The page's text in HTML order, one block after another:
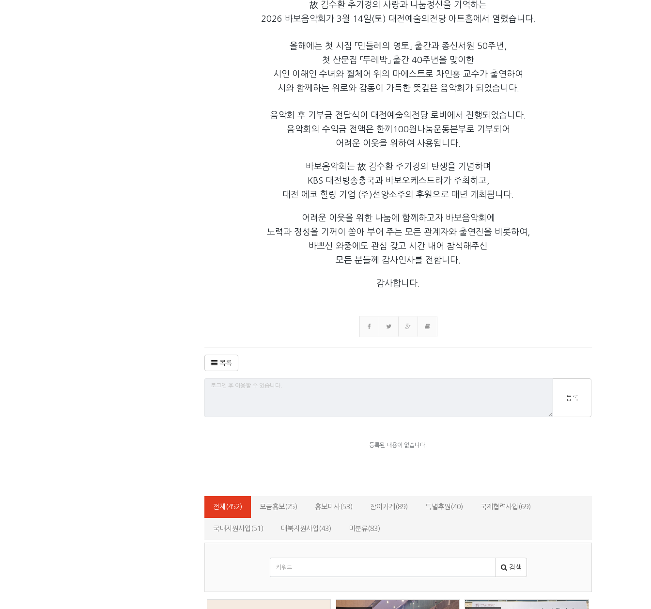
故 김수환 추기경의 사랑과 나눔정신을 기억하는
2026 바보음악회가 3월 14일(토) 대전예술의전당 아트홀에서 열렸습니다.
올해에는 첫 시집 「민들레의 영토」 출간과 종신서원 50주년,
첫 산문집 「두레박」 출간 40주년을 맞이한
시인 이해인 수녀와 휠체어 위의 마에스트로 차인홍 교수가 출연하여
시와 함께하는 위로와 감동이 가득한 뜻깊은 음악회가 되었습니다.
음악회 후 기부금 전달식이 대전예술의전당 로비에서 진행되었습니다.
음악회의 수익금 전액은 한끼100원나눔운동본부로 기부되어
어려운 이웃을 위하여 사용됩니다.
바보음악회는 故 김수환 주기경의 탄생을 기념하며
KBS 대전방송총국과 바보오케스트라가 주최하고,
대전 에코 힐링 기업 (주)선양소주의 후원으로 매년 개최됩니다.
어려운 이웃을 위한 나눔에 함께하고자 바보음악회에
노력과 정성을 기꺼이 쏟아 부어 주는 모든 관계자와 출연진을 비롯하여,
바쁘신 와중에도 관심 갖고 시간 내어 참석해주신
모든 분들께 감사인사를 전합니다.
감사합니다.
목록
등록
등록된 내용이 없습니다.
전체(452) 모금홍보(25) 홍보미사(53) 참여가게(89) 특별후원(40) 국제협력사업(69)
국내지원사업(51) 대북지원사업(43) 미분류(83)
검색